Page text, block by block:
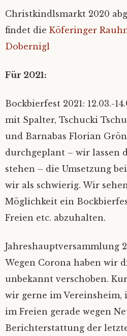
Christkindlsmarkt 2020
findet die Köferinger
Dobernigl
Für 2021:
Bockbierfest 2021: 12.03.-
mit Spalter, Tschucki
und Barnabas Florian
durchgeplant – wir lassen
stehen – die Umsetzung
wir als schwierig. Wir
Möglichkeit ein
Freien etc. abzuhalten.
Jahreshauptversammlung
Wegen Corona haben wir
unbekannt verschoben.
wir gerne im
im Freien gerade wegen
Berichterstattung der